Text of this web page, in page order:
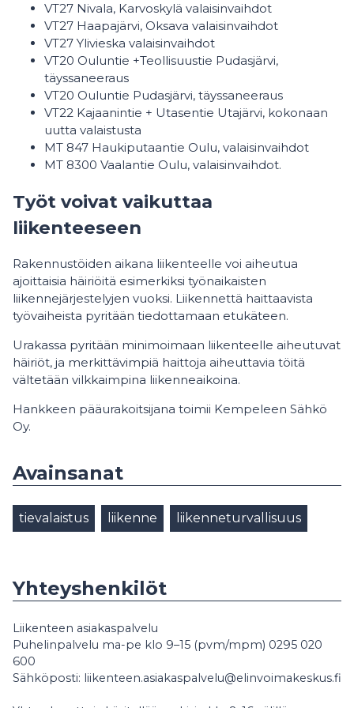
VT27 Nivala, Karvoskylä valaisinvaihdot
VT27 Haapajärvi, Oksava valaisinvaihdot
VT27 Ylivieska valaisinvaihdot
VT20 Ouluntie +Teollisuustie Pudasjärvi,
täyssaneeraus
VT20 Ouluntie Pudasjärvi, täyssaneeraus
VT22 Kajaanintie + Utasentie Utajärvi, kokonaan
uutta valaistusta
MT 847 Haukiputaantie Oulu, valaisinvaihdot
MT 8300 Vaalantie Oulu, valaisinvaihdot.
Työt voivat vaikuttaa
liikenteeseen
Rakennustöiden aikana liikenteelle voi aiheutua
ajoittaisia häiriöitä esimerkiksi työnaikaisten
liikennejärjestelyjen vuoksi. Liikennettä haittaavista
työvaiheista pyritään tiedottamaan etukäteen.
Urakassa pyritään minimoimaan liikenteelle aiheutuvat
häiriöt, ja merkittävimpiä haittoja aiheuttavia töitä
vältetään vilkkaimpina liikenneaikoina.
Hankkeen pääurakoitsijana toimii Kempeleen Sähkö
Oy.
Avainsanat
tievalaistus liikenne liikenneturvallisuus
Yhteyshenkilöt
Liikenteen asiakaspalvelu
Puhelinpalvelu ma-pe klo 9–15 (pvm/mpm) 0295 020
600
Sähköposti: liikenteen.asiakaspalvelu@elinvoimakeskus.fi